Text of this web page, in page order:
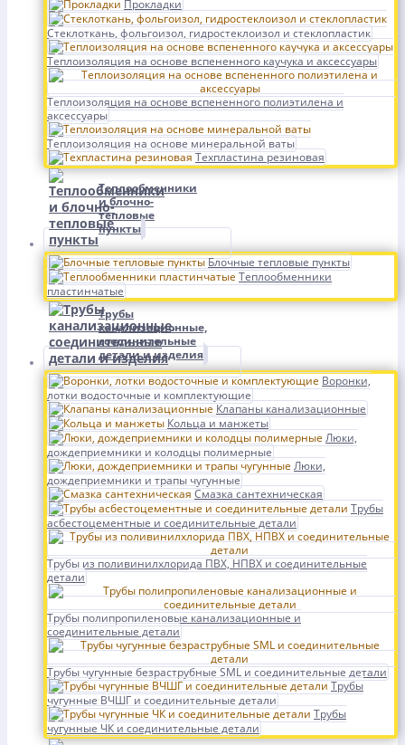
Прокладки
Стеклоткань, фольгоизол, гидростеклоизол и стеклопластик
Теплоизоляция на основе вспененного каучука и аксессуары
Теплоизоляция на основе вспененного полиэтилена и
аксессуары
Теплоизоляция на основе минеральной ваты
Техпластина резиновая
Теплообменники
и блочно-
тепловые
пункты
Блочные тепловые пункты
Теплообменники
пластинчатые
Трубы
канализационные,
соединительные
детали и изделия
Воронки,
лотки водосточные и комплектующие
Клапаны канализационные
Кольца и манжеты
Люки,
дождеприемники и колодцы полимерные
Люки,
дождеприемники и трапы чугунные
Смазка сантехническая
Трубы
асбестоцементные и соединительные детали
Трубы из поливинилхлорида ПВХ, НПВХ и соединительные
детали
Трубы полипропиленовые канализационные и
соединительные детали
Трубы чугунные безраструбные SML и соединительные детали
Трубы
чугунные ВЧШГ и соединительные детали
Трубы
чугунные ЧК и соединительные детали